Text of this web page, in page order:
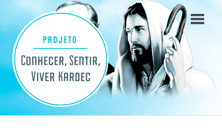
content